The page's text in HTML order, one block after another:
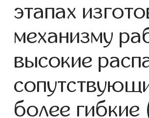
этапах
механизму
высокие
более гибкие